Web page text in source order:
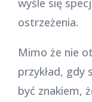
wyśle się
ostrzeżenia.
Mimo że nie
przykład,
być znakiem,